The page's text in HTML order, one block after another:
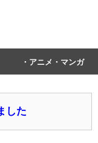
アニメ・マンガ
した